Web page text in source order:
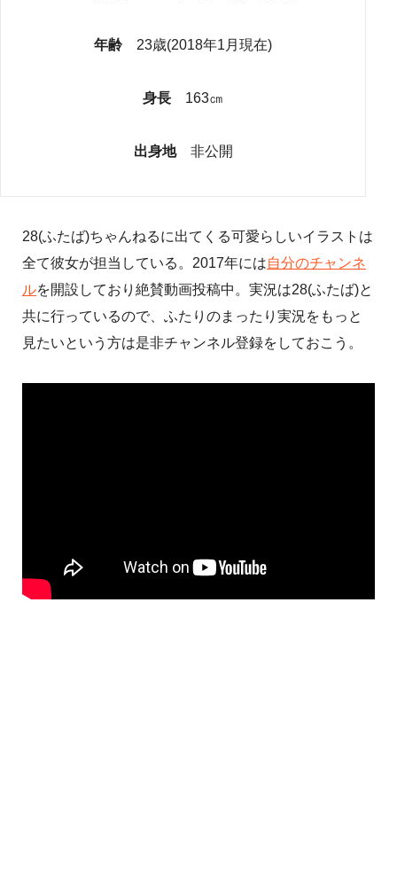
年齢 23歳(2018年1月現在)
身長 163㎝
出身地 非公開
28(ふたば)ちゃんねるに出てくる可愛らしいイラストは
全て彼女が担当している。2017年には自分のチャンネ
ルを開設しており絶賛動画投稿中。実況は28(ふたば)と
共に行っているので、ふたりのまったり実況をもっと
見たいという方は是非チャンネル登録をしておこう。